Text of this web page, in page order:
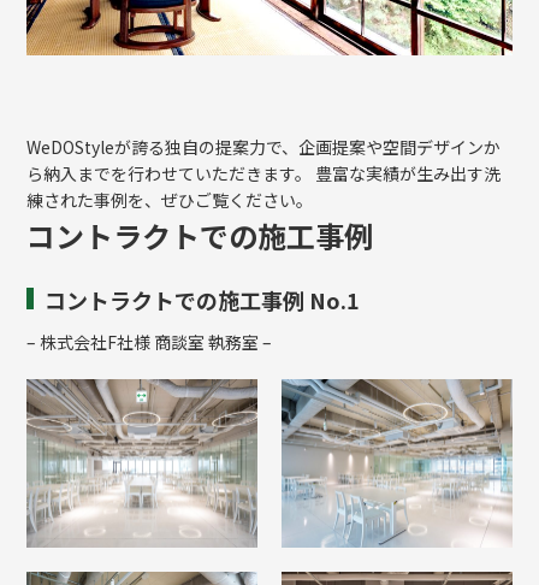
企業情報 お問い合せ
WeDOStyleが誇る独自の提案力で、企画提案や空間デザインか
ら納入までを行わせていただきます。 豊富な実績が生み出す洗
練された事例を、ぜひご覧ください。
コントラクトでの施工事例
コントラクトでの施工事例 No.1
– 株式会社F社様 商談室 執務室 –